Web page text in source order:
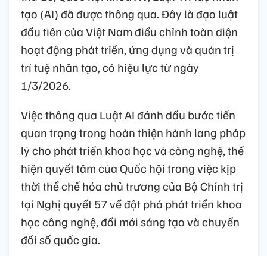
tạo (AI) đã được thông qua. Đây là đạo luật
đầu tiên của Việt Nam điều chỉnh toàn diện
hoạt động phát triển, ứng dụng và quản trị
trí tuệ nhân tạo, có hiệu lực từ ngày
1/3/2026.
Việc thông qua Luật AI đánh dấu bước tiến
quan trọng trong hoàn thiện hành lang pháp
lý cho phát triển khoa học và công nghệ, thể
hiện quyết tâm của Quốc hội trong việc kịp
thời thể chế hóa chủ trương của Bộ Chính trị
tại Nghị quyết 57 về đột phá phát triển khoa
học công nghệ, đổi mới sáng tạo và chuyển
đổi số quốc gia.